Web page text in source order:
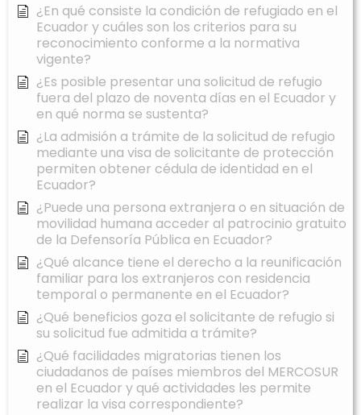
¿En qué consiste la condición de refugiado en el
Ecuador y cuáles son los criterios para su
reconocimiento conforme a la normativa
vigente?
¿Es posible presentar una solicitud de refugio
fuera del plazo de noventa días en el Ecuador y
en qué norma se sustenta?
¿La admisión a trámite de la solicitud de refugio
mediante una visa de solicitante de protección
permiten obtener cédula de identidad en el
Ecuador?
¿Puede una persona extranjera o en situación de
movilidad humana acceder al patrocinio gratuito
de la Defensoría Pública en Ecuador?
¿Qué alcance tiene el derecho a la reunificación
familiar para los extranjeros con residencia
temporal o permanente en el Ecuador?
¿Qué beneficios goza el solicitante de refugio si
su solicitud fue admitida a trámite?
¿Qué facilidades migratorias tienen los
ciudadanos de países miembros del MERCOSUR
en el Ecuador y qué actividades les permite
realizar la visa correspondiente?